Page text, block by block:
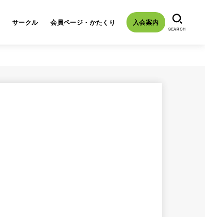
サークル 会員ページ・かたくり 入会案内
SEARCH